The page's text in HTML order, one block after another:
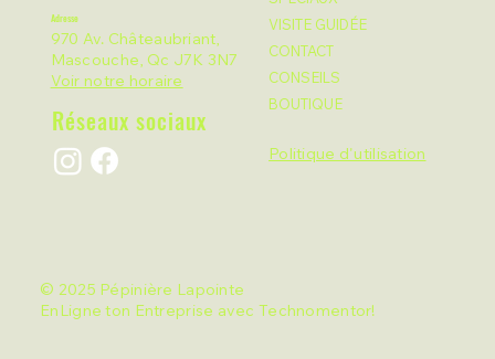
© 2025 Pépinière Lapointe
EnLigne ton Entreprise avec
Technomentor!
Adresse
970 Av. Châteaubriant,
Mascouche, Qc J7K 3N7
Voir notre horaire
Réseaux sociaux
VISITE GUIDÉE
CONTACT
CONSEILS
BOUTIQUE
Politique d'utilisation